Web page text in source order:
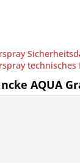
technisches
AQUA